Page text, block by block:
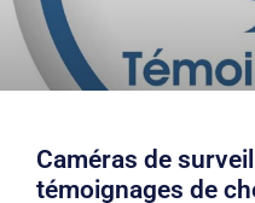
Caméras de
témoignages de